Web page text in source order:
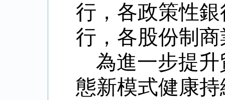
行，各政策性
行，各股份制
為進一步提
態新模式健康